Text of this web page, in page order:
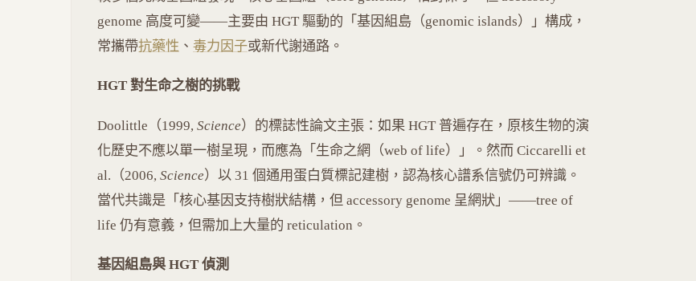
genome 高度可變——主要由 HGT 驅動的「基因組島（genomic islands）」構成，
常攜帶抗藥性 、 毒力因子或新代謝通路。
HGT 對生命之樹的挑戰
Doolittle（1999, Science）的標誌性論文主張：如果 HGT 普遍存在，原核生物的演
化歷史不應以單一樹呈現，而應為「生命之網（web of life）」。然而 Ciccarelli et
al.（2006, Science）以 31 個通用蛋白質標記建樹，認為核心譜系信號仍可辨識。
當代共識是「核心基因支持樹狀結構，但 accessory genome 呈網狀」——tree of
life 仍有意義，但需加上大量的 reticulation。
基因組島與 HGT 偵測